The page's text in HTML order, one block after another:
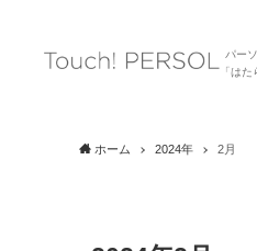
パー
「は
ホーム 2024年 2月